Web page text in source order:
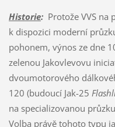
Historie:Protože VVS na
k dispozici moderní
pohonem, výnos ze dne
zelenou Jakovlevovu
dvoumotorového
120 (budoucí Jak-25
na specializovanou
Volba právě tohoto typu